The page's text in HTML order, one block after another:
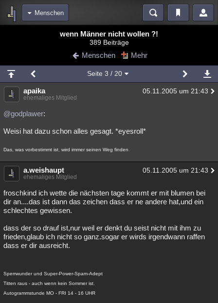
Menschen
Blogs Videos
Chat Wiki Neuigkeiten
meine Rubriken
Menschen Mystery Kriminalfälle
Spiritualität
Natur Umfragen Unterhaltung
Philosophie Träume Orte Esoterik Literatur
Astronomie Helpdesk
Musik Clash Verbesserungen Allmystery English
Übersichten
Besucht Teilgenommen Alle Neue Geschlossen
Lesenswert Schlüsselwörter
wenn Männer nicht wollen ?!
389 Beiträge
Menschen Mehr
Seite 3 / 20
apaika 05.11.2005 um 21:43
ehemaliges Mitglied
@godplawer:
Weisi hat dazu schon alles gesagt. *eyesroll*
Das, was vorbestimmt ist, wird immer seinen Weg finden.
a.weishaupt 05.11.2005 um 21:43
ehemaliges Mitglied
froschkind ich wette die nächsten tage kommt er mit blumen bei
dir an....das ist dann das zeichen dass er ne andere hat,und ein
schlechtes gewissen.
dass der so drauf ist,nur weil er denkt du seist nicht mit ihm zu
frieden,glaub ich nicht so ganz.sogar er wirds irgendwann raffen
dass er dir ausreicht.
Sperrwunder und Super-Power-Spam-Adept
Titten raus - auch wenn kein Sommer ist.
Autogrammstunde MO - FRI 14 - 16 UHR